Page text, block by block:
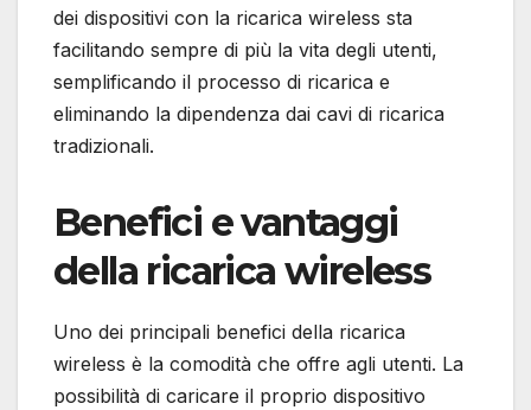
dei dispositivi con la ricarica wireless sta
facilitando sempre di più la vita degli utenti,
semplificando il processo di ricarica e
eliminando la dipendenza dai cavi di ricarica
tradizionali.
Benefici e vantaggi
della ricarica wireless
Uno dei principali benefici della ricarica
wireless è la comodità che offre agli utenti. La
possibilità di caricare il proprio dispositivo